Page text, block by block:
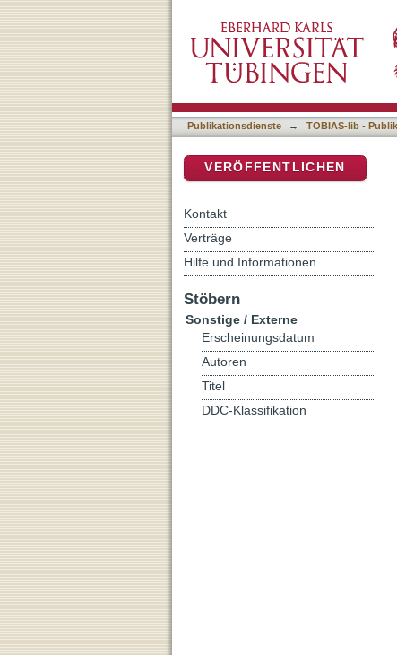
Publikationsdienste → TOBIAS-lib -
VERÖFFENTLICHEN
Kontakt
Verträge
Hilfe und Informationen
Stöbern
Sonstige / Externe
Erscheinungsdatum
Autoren
Titel
DDC-Klassifikation